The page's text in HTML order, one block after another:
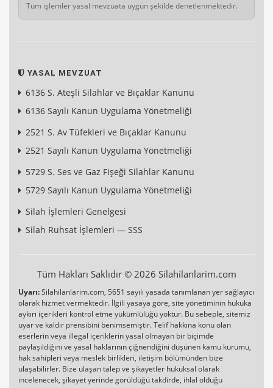
Tüm işlemler yasal mevzuata uygun şekilde denetlenmektedir.
YASAL MEVZUAT
6136 S. Ateşli Silahlar ve Bıçaklar Kanunu
6136 Sayılı Kanun Uygulama Yönetmeliği
2521 S. Av Tüfekleri ve Bıçaklar Kanunu
2521 Sayılı Kanun Uygulama Yönetmeliği
5729 S. Ses ve Gaz Fişeği Silahlar Kanunu
5729 Sayılı Kanun Uygulama Yönetmeliği
Silah İşlemleri Genelgesi
Silah Ruhsat İşlemleri — SSS
Tüm Hakları Saklıdır © 2026 Silahilanlarim.com
Uyarı:Silahilanlarim.com, 5651 sayılı yasada tanımlanan yer sağlayıcı
olarak hizmet vermektedir. İlgili yasaya göre, site yönetiminin hukuka
aykırı içerikleri kontrol etme yükümlülüğü yoktur. Bu sebeple, sitemiz
uyar ve kaldır prensibini benimsemiştir. Telif hakkına konu olan
eserlerin veya illegal içeriklerin yasal olmayan bir biçimde
paylaşıldığını ve yasal haklarının çiğnendiğini düşünen kamu kurumu,
hak sahipleri veya meslek birlikleri, iletişim bölümünden bize
ulaşabilirler. Bize ulaşan talep ve şikayetler hukuksal olarak
incelenecek, şikayet yerinde görüldüğü takdirde, ihlal olduğu